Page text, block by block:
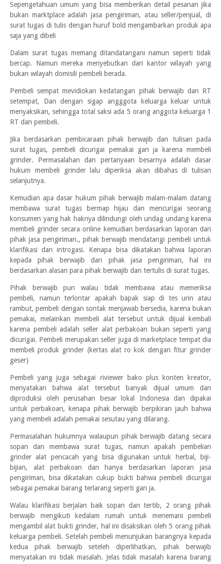
Sepengetahuan umum yang bisa memberikan detail pesanan jika
bukan marktplace adalah jasa pengiriman, atau seller/penjual, di
surat tugas di tulis dengan huruf bold mengambarkan produk apa
saja yang dibeli
Dalam surat tugas memang ditandatangani namun seperti tidak
bercap. Namun mereka menyebutkan dari kantor wilayah yang
bukan wilayah domisili pembeli berada.
Pembeli sempat mevidiokan kedatangan pihak berwajib dan RT
setempat, Dan dengan sigap angggota keluarga keluar untuk
menyaksikan, sehingga total saksi ada 5 orang anggota keluarga 1
RT dan pembeli.
Jika berdasarkan pembicaraan pihak berwajib dan tulisan pada
surat tugas, pembeli dicurigai pemakai gan ja karena membeli
grinder. Permasalahan dan pertanyaan besarnya adalah dasar
hukum membeli grinder lalu diperiksa akan dibahas di tulisan
selanjutnya.
Kemudian apa dasar hukum pihak berwajib malam-malam datang
membawa surat tugas bermap hijau dan mencurigai seorang
konsumen yang hak haknya dilindungi oleh undag undang karena
membeli grinder secara online kemudian berdasarkan laporan dari
pihak jasa pengiriman., pihak berwajib mendatangi pembeli untuk
klarifikasi dan introgasi. Kenapa bisa dikatakan bahwa laporan
kepada pihak berwajib dari pihak jasa pengiriman, hal ini
berdasarkan alasan para pihak berwajib dan tertulis di surat tugas.
Pihak berwajib pun walau tidak membawa atau memeriksa
pembeli, namun terlontar apakah bapak siap di tes urin atau
rambut, pembeli dengan sontak menjawab bersedia, karena bukan
pemakai, melainkan membeli alat tersebut untuk dijual kembali
karena pembeli adalah seller alat perbakoan bukan seperti yang
dicurigai. Pembeli merupakan seller juga di marketplace tempat dia
membeli produk grinder (kertas alat ro kok dengan fitur grinder
geser)
Pembeli yang juga sebagai riviewer bako plus konten kreator,
menyatakan bahwa alat tersebut banyak dijual umum dan
diproduksi oleh perusahan besar lokal Indonesia dan dipakai
untuk perbakoan, kenapa pihak berwajib berpikiran jauh bahwa
yang membeli adalah pemakai sesutau yang dilarang.
Permasalahan hukumnya walaupun pihak berwajib datang secara
sopan dan membawa surat tugas, namun apakah pembelian
grinder alat pencacah yang bisa digunakan untuk herbal, biji-
bijian, alat perbakoan dan hanya berdasarkan laporan jasa
pengiriman, bisa dikatakan cukup bukti bahwa pembeli dicurigai
sebagai pemakai barang terlarang seperti gan ja.
Walau klarifikasi berjalan baik sopan dan tertib, 2 orang pihak
berwajib mengikuti kedalam rumah untuk menemani pembeli
mengambil alat bukti grinder, hal ini disaksikan oleh 5 orang pihak
keluarga pembeli. Setelah pembeli menunjukan barangnya kepada
kedua pihak berwajib seteleh diperlihatkan, pihak berwajib
menyatakan ini tidak masalah. Jelas tidak masalah karena barang